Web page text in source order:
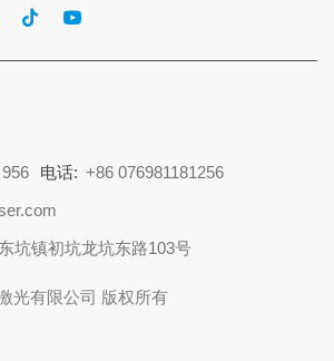
电话: +86 076981181256
坑镇初坑龙坑东路103号
光有限公司 版权所有